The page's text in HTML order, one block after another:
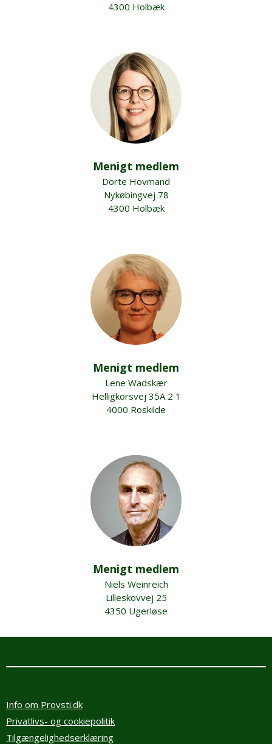
4300 Holbæk
Menigt medlem
Dorte Hovmand
Nykøbingvej 78
4300 Holbæk
Menigt medlem
Lene Wadskær
Helligkorsvej 35A 2 1
4000 Roskilde
Menigt medlem
Niels Weinreich
Lilleskovvej 25
4350 Ugerløse
Info om Provsti.dk
Privatlivs- og cookiepolitik
Tilgængelighedserklæring